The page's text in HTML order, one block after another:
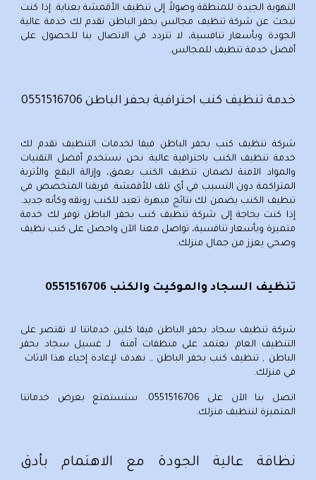
التهوية الجيدة للمنطقة وصولاً إلى تنظيف الأقمشة بعناية. إذا كنت
تبحث عن شركة تنظيف مجالس بحفر الباطن تقدم لك خدمة عالية
الجودة وبأسعار تنافسية، لا تتردد في الاتصال بنا للحصول على
أفضل خدمة تنظيف للمجالس.
خدمة تنظيف كنب احترافية بحفر الباطن 0551516706
شركة تنظيف كنب بحفر الباطن فيفا لخدمات التنظيف تقدم لك
خدمة تنظيف الكنب باحترافية عالية. نحن نستخدم أفضل التقنيات
والمواد الآمنة لضمان تنظيف الكنب بعمق، وإزالة البقع والأتربة
المتراكمة دون التسبب في أي تلف للأقمشة. فريقنا المتخصص في
تنظيف الكنب يضمن لك نتائج مبهرة تعيد للكنب رونقه وكأنه جديد.
إذا كنت بحاجة إلى
شركة تنظيف كنب بحفر الباطن توفر لك خدمة
متميزة وبأسعار تنافسية، تواصل معنا الآن واحصل على كنب نظيف
وصحي يعزز من جمال منزلك.
تنظيف السجاد والموكيت والكنب 0551516706
شركة تنظيف سجاد بحفر الباطن فيفا كلين خدماتنا لا تقتصر على
التنظيف العام. نعتمد على منظفات آمنة لـ غسيل سجاد بحفر
الباطن , تنظيف كنب بحفر الباطن ,. نهدف لإعادة إحياء هذا الاثاث
في منزلك.
اتصل بنا الآن على 0551516706. ستستمتع بعرض خدماتنا
المتميزة لتنظيف منزلك.
نظافة عالية الجودة مع الاهتمام بأدق